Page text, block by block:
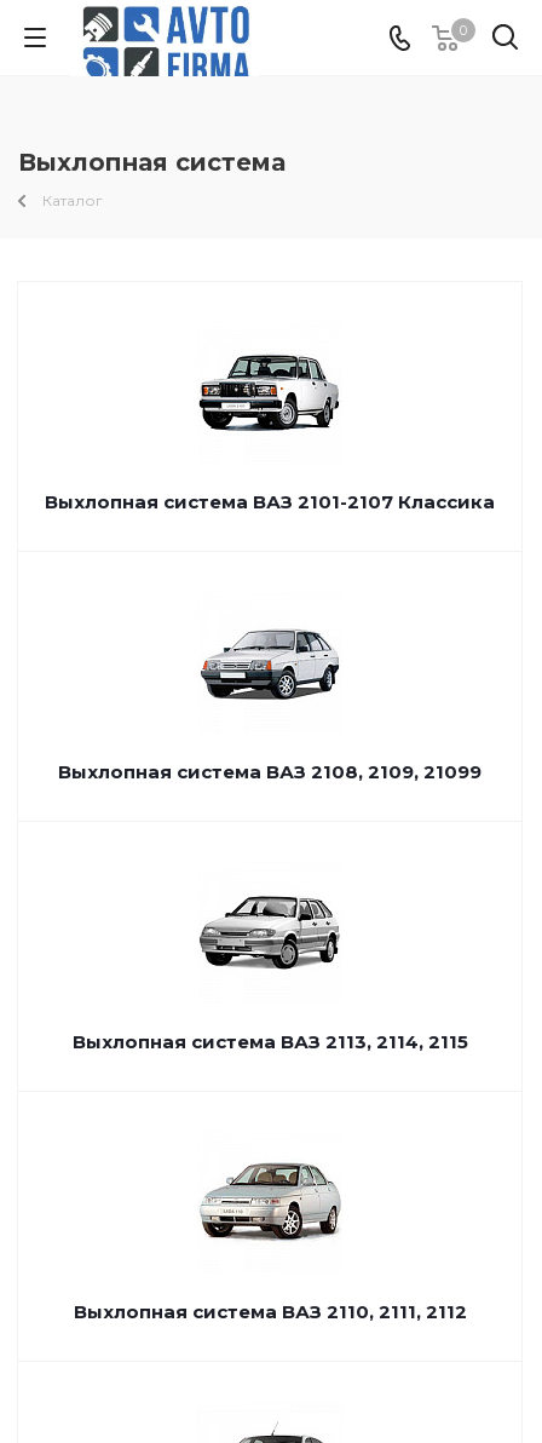
0
Выхлопная система
Каталог
Выхлопная система ВАЗ 2101-2107 Классика
Выхлопная система ВАЗ 2108, 2109, 21099
Выхлопная система ВАЗ 2113, 2114, 2115
Выхлопная система ВАЗ 2110, 2111, 2112